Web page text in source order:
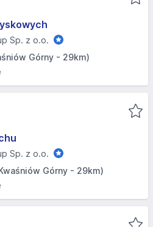
Sp. z o.o.
Górny - 29km)
Sp. z o.o.
Górny - 29km)